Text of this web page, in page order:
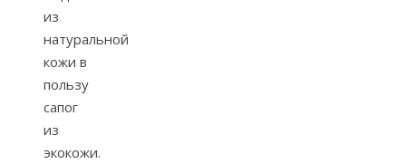
из
натуральной
кожи в
пользу
сапог
из
экокожи.